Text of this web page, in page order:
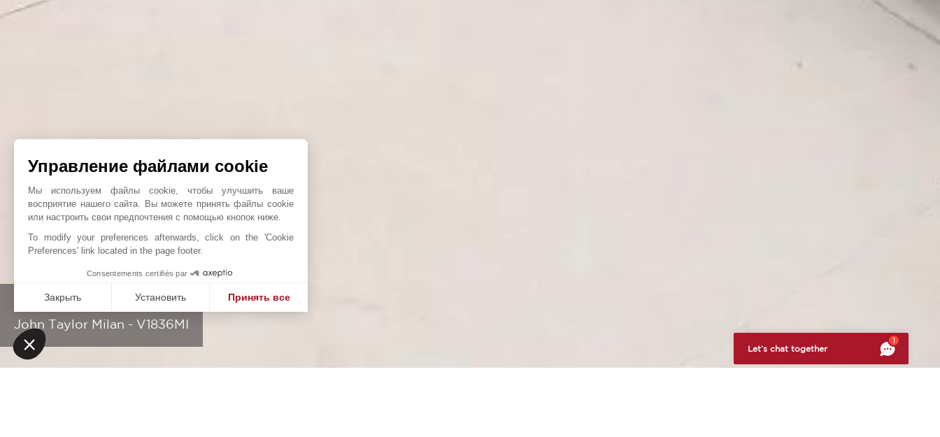
PORTA ROMANA AREA
John Taylor Milan - V1836MI
Let’s chat together
1
Управление файлами cookie
Мы используем файлы cookie, чтобы улучшить ваше
восприятие нашего сайта. Вы можете принять файлы cookie
или настроить свои предпочтения с помощью кнопок ниже.
To modify your preferences afterwards, click on the 'Cookie
Preferences' link located in the page footer.
Consentements certifiés par
Закрыть Установить Принять все
Axeptio consent
Платформа управления согласием: настройте свои параметры
Наша платформа позволяет вам настраивать параметры конфиденциальности и управлять ими, обеспечивая соответствие нормативным требованиям. Настройте свои